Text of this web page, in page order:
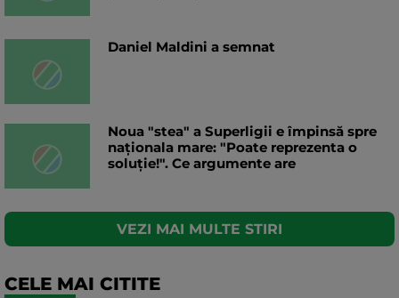
Daniel Maldini a semnat
Noua "stea" a Superligii e împinsă spre
naționala mare: "Poate reprezenta o
soluție!". Ce argumente are
VEZI MAI MULTE STIRI
CELE MAI CITITE